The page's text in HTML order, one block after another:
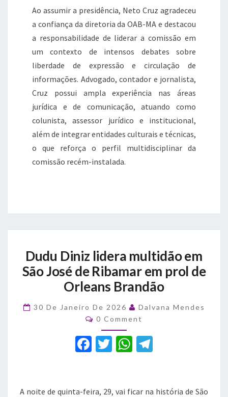
Ao assumir a presidência, Neto Cruz agradeceu
a confiança da diretoria da OAB-MA e destacou
a responsabilidade de liderar a comissão em
um contexto de intensos debates sobre
liberdade de expressão e circulação de
informações. Advogado, contador e jornalista,
Cruz possui ampla experiência nas áreas
jurídica e de comunicação, atuando como
colunista, assessor jurídico e institucional,
além de integrar entidades culturais e técnicas,
o que reforça o perfil multidisciplinar da
comissão recém-instalada.
Diniz
multidão
em
José
de
Ribamar
em
prol
Brandão
Dudu Diniz lidera multidão em
São José de Ribamar em prol de
Orleans Brandão
30 De Janeiro De 2026
Dalvana Mendes
Comments
0 Comment
F
e
T
te
W
s gr
A noite de quinta-feira, 29, vai ficar na história de São